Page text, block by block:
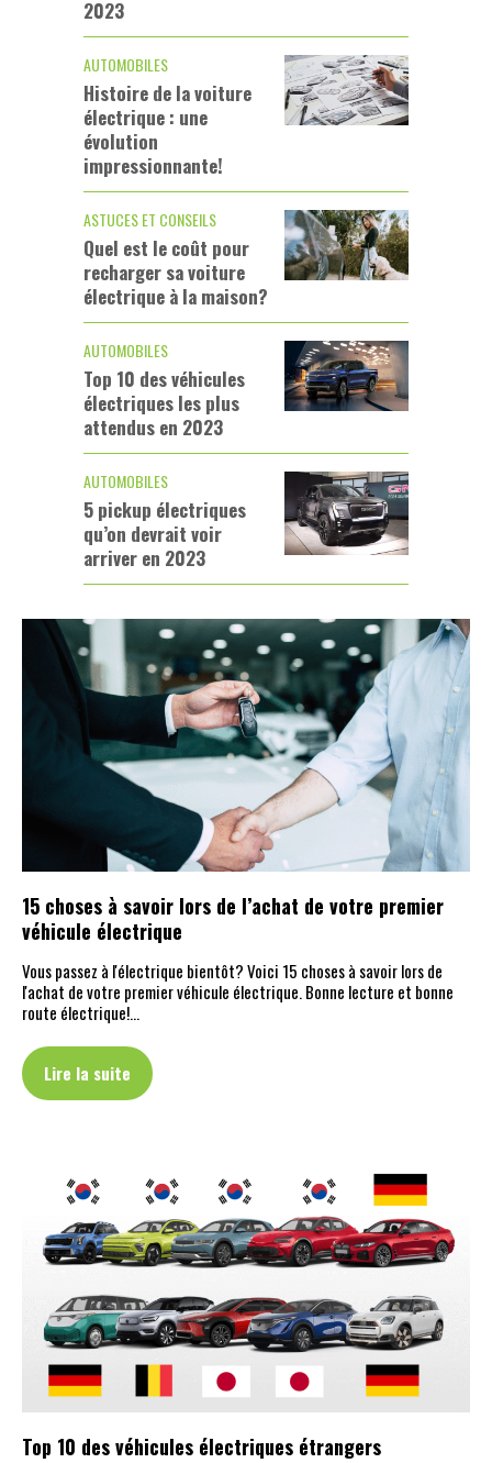
2023
AUTOMOBILES
Histoire de la voiture
électrique : une
évolution
impressionnante!
ASTUCES ET CONSEILS
Quel est le coût pour
recharger sa voiture
électrique à la maison?
AUTOMOBILES
Top 10 des véhicules
électriques les plus
attendus en 2023
AUTOMOBILES
5 pickup électriques
qu’on devrait voir
arriver en 2023
15 choses à savoir lors de l’achat de votre premier
véhicule électrique
Vous passez à l'électrique bientôt? Voici 15 choses à savoir lors de
l'achat de votre premier véhicule électrique. Bonne lecture et bonne
route électrique!…
Lire la suite
Top 10 des véhicules électriques étrangers